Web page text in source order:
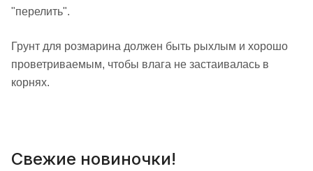
"перелить".
Грунт для розмарина должен быть рыхлым и хорошо
проветриваемым, чтобы влага не застаивалась в
корнях.
Свежие новиночки!